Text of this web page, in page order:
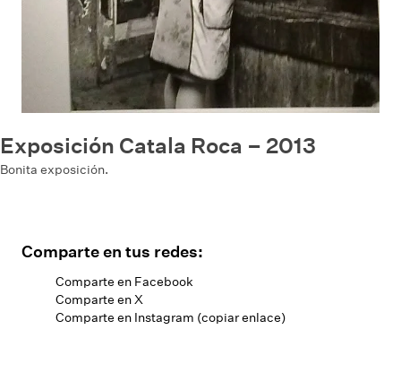
Exposición Catala Roca – 2013
Bonita exposición.
Comparte en tus redes:
Comparte en Facebook
Comparte en X
Comparte en Instagram (copiar enlace)